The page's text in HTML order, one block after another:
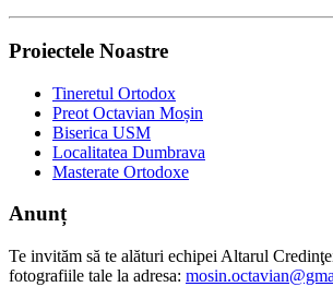
Proiectele Noastre
Tineretul Ortodox
Preot Octavian Moșin
Biserica USM
Localitatea Dumbrava
Masterate Ortodoxe
Anunț
Te invităm să te alături echipei Altarul
fotografiile tale la adresa: